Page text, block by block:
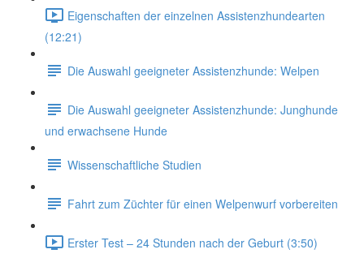
Eigenschaften der einzelnen Assistenzhundearten
(12:21)
Die Auswahl geeigneter Assistenzhunde: Welpen
Die Auswahl geeigneter Assistenzhunde: Junghunde
und erwachsene Hunde
Wissenschaftliche Studien
Fahrt zum Züchter für einen Welpenwurf vorbereiten
Erster Test – 24 Stunden nach der Geburt (3:50)